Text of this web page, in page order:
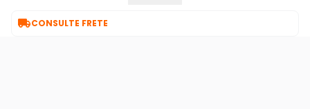
CONSULTE FRETE